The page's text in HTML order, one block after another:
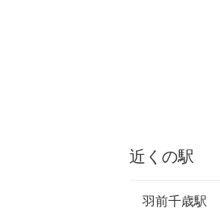
近くの駅
羽前千歳駅